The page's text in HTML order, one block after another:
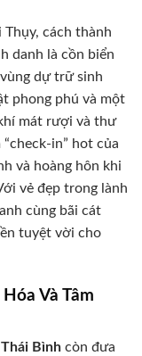
cách thành
danh là cồn biển
dự trữ sinh
phong phú và một
mát rượi và thư
in” hot của
và hoàng hôn khi
vẻ đẹp trong lành
cùng bãi cát
tuyệt vời cho
Và Tâm
Bình còn đưa